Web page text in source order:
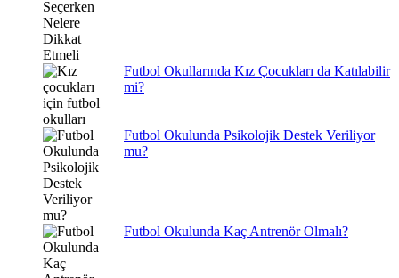
Futbol Okullarında Kız Çocukları da Katılabilir
mi?
Futbol Okulunda Psikolojik Destek Veriliyor
mu?
Futbol Okulunda Kaç Antrenör Olmalı?